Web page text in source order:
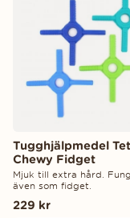
Tugghjälpmedel
Chewy Fidget
Mjuk till extra hård.
även som fidget.
229 kr